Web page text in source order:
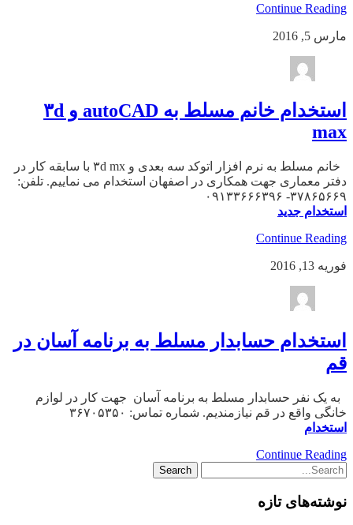
Continue Reading
مارس 5, 2016
استخدام خانم مسلط به autoCAD و ۳d
max
خانم مسلط به نرم افزار اتوکد سه بعدی و ۳d mx با سابقه کار در
دفتر معماری جهت همکاری در اصفهان استخدام می نماییم. تلفن:
۳۷۸۶۵۶۶۹- ۰۹۱۳۳۶۶۶۳۹۶
استخدام جدید
Continue Reading
فوریه 13, 2016
استخدام حسابدار مسلط به برنامه آسان در
قم
به یک نفر حسابدار مسلط به برنامه آسان جهت کار در لوازم
خانگی واقع در قم نیازمندیم. شماره تماس: ۳۶۷۰۵۳۵۰
استخدام
Continue Reading
نوشته‌های تازه